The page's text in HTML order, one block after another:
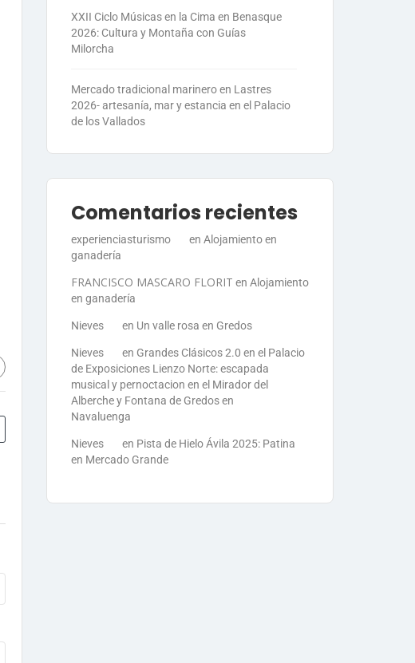
XXII Ciclo Músicas en la Cima en Benasque
2026: Cultura y Montaña con Guías
Milorcha
Mercado tradicional marinero en Lastres
2026- artesanía, mar y estancia en el Palacio
de los Vallados
Comentarios recientes
experienciasturismo en Alojamiento en
ganadería
FRANCISCO MASCARO FLORIT en Alojamiento
en ganadería
Nieves en Un valle rosa en Gredos
Nieves en Grandes Clásicos 2.0 en el Palacio
de Exposiciones Lienzo Norte: escapada
musical y pernoctacion en el Mirador del
Alberche y Fontana de Gredos en
Navaluenga
Nieves en Pista de Hielo Ávila 2025: Patina
en Mercado Grande